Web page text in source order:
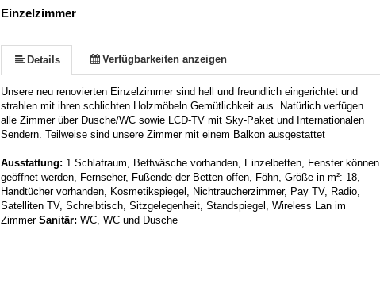
Einzelzimmer
Details Verfügbarkeiten anzeigen
Unsere neu renovierten Einzelzimmer sind hell und freundlich eingerichtet und
strahlen mit ihren schlichten Holzmöbeln Gemütlichkeit aus. Natürlich verfügen
alle Zimmer über Dusche/WC sowie LCD-TV mit Sky-Paket und Internationalen
Sendern. Teilweise sind unsere Zimmer mit einem Balkon ausgestattet
Ausstattung: 1 Schlafraum, Bettwäsche vorhanden, Einzelbetten, Fenster können
geöffnet werden, Fernseher, Fußende der Betten offen, Föhn, Größe in m²: 18,
Handtücher vorhanden, Kosmetikspiegel, Nichtraucherzimmer, Pay TV, Radio,
Satelliten TV, Schreibtisch, Sitzgelegenheit, Standspiegel, Wireless Lan im
ZimmerSanitär:WC, WC und Dusche